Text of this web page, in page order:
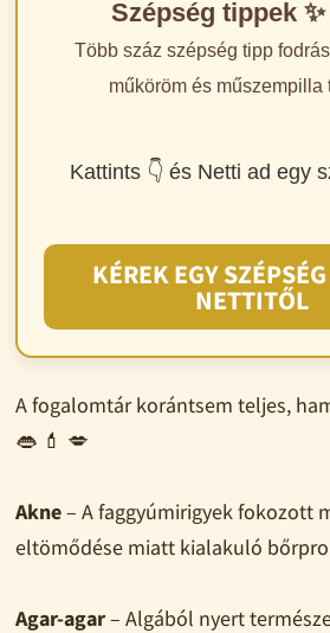
Szépség tippek
Több száz szépség tipp
műköröm és műszempilla
Kattints 👇 és Netti ad egy
KÉREK EGY
NETTITŐL
A fogalomtár korántsem teljes,
👄 💄 💋
Akne– A faggyúmirigyek fokozott
eltömődése miatt kialakuló
Agar-agar– Algából nyert